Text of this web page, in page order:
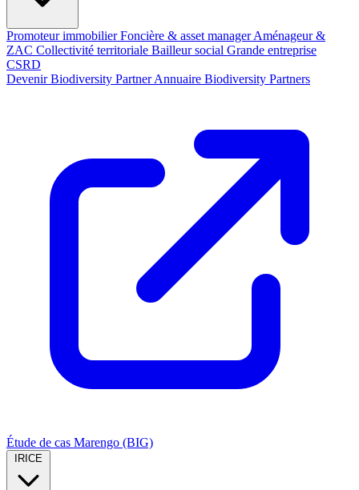
Promoteur immobilierFoncière & asset managerAménageur &
ZAC Collectivité territoriale Bailleur social Grande entreprise
CSRD
Devenir Biodiversity PartnerAnnuaire Biodiversity Partners
Étude de cas Marengo (BIG)
IRICE